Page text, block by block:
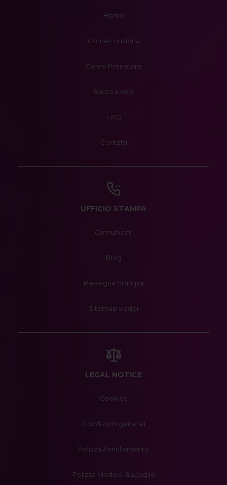
Home
Come Funziona
Come Prenotare
Barca a vela
FAQ
Contatti
UFFICIO STAMPA
Comunicati
Blog
Rassegna Stampa
Sitemap viaggi
LEGAL NOTICE
Cookies
Condizioni generali
Polizza Annullamento
Polizza Medico-Bagaglio